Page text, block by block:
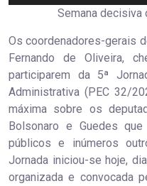
Semana decisiva
Os coordenadores-gerais
Fernando de Oliveira,
participarem da 5ª
Administrativa (PEC 32/
máxima sobre os
Bolsonaro e Guedes
públicos e inúmeros
Jornada iniciou-se hoje,
organizada e convocada